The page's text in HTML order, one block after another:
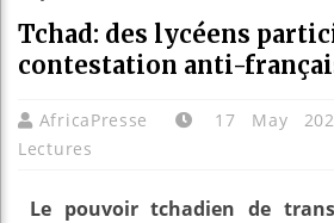
Tchad: des lycéens
contestation anti-
AfricaPresse 17 May
Lectures
Le pouvoir tchadien de